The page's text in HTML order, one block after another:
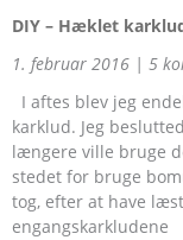
DIY – Hæklet
1. februar 2016
5
I aftes blev jeg
karklud. Jeg
længere ville bruge
stedet for bruge
tog, efter at have
engangskarkludene